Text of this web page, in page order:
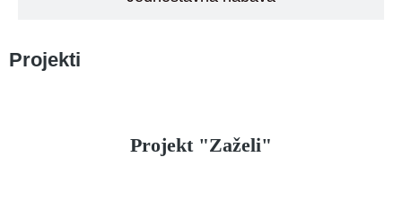
Projekti
Projekt "Zaželi"